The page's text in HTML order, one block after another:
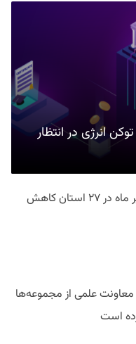
انرژی در انتظار
گزارش شاپرک: تعداد تراکنش‌های تیر ماه در ۲۷ استان‌ کاهش
علمی از مجموعه‌ها
است